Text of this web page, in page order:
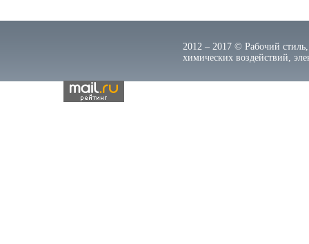
2012 – 2017 © Рабочий
химических воздействий,